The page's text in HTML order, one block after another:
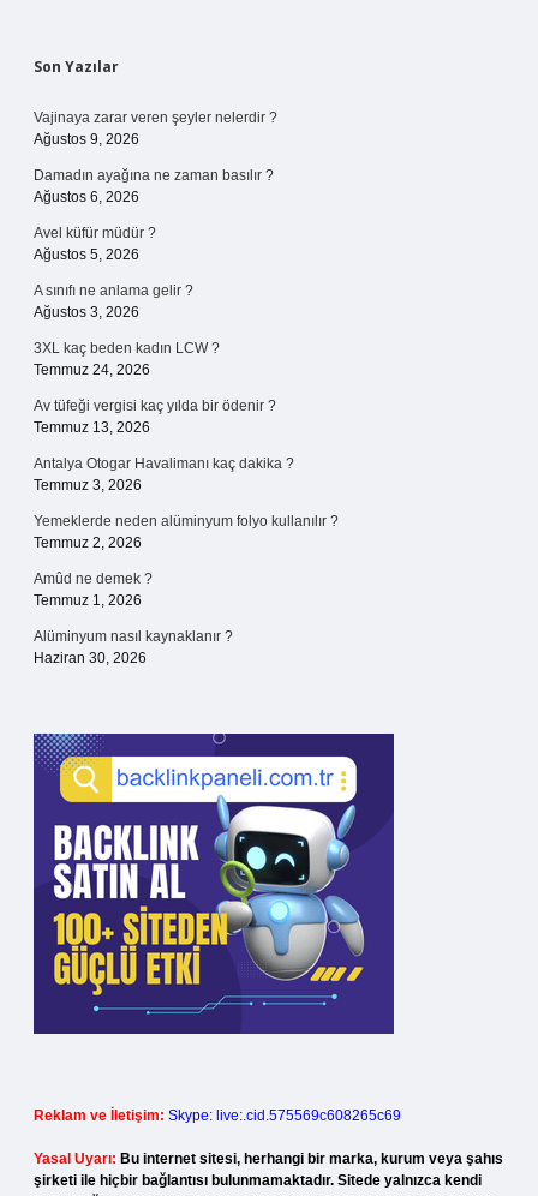
Sidebar
Son Yazılar
Vajinaya zarar veren şeyler nelerdir ?
Ağustos 9, 2026
Damadın ayağına ne zaman basılır ?
Ağustos 6, 2026
Avel küfür müdür ?
Ağustos 5, 2026
A sınıfı ne anlama gelir ?
Ağustos 3, 2026
3XL kaç beden kadın LCW ?
Temmuz 24, 2026
Av tüfeği vergisi kaç yılda bir ödenir ?
Temmuz 13, 2026
Antalya Otogar Havalimanı kaç dakika ?
Temmuz 3, 2026
Yemeklerde neden alüminyum folyo kullanılır ?
Temmuz 2, 2026
Amûd ne demek ?
Temmuz 1, 2026
Alüminyum nasıl kaynaklanır ?
Haziran 30, 2026
Reklam ve İletişim: Skype: live:.cid.575569c608265c69
Yasal Uyarı: Bu internet sitesi, herhangi bir marka, kurum veya şahıs
şirketi ile hiçbir bağlantısı bulunmamaktadır. Sitede yalnızca kendi